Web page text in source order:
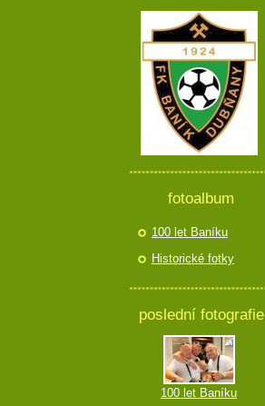
fotoalbum
100 let Baníku
Historické fotky
poslední fotografie
100 let Baníku